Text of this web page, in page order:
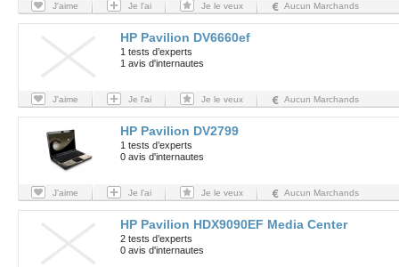
J'aime Je l'ai Je le veux Aucun Marchands
HP Pavilion DV6660ef
1 tests d’experts
1 avis d'internautes
J'aime Je l'ai Je le veux Aucun Marchands
HP Pavilion DV2799
1 tests d’experts
0 avis d'internautes
J'aime Je l'ai Je le veux Aucun Marchands
HP Pavilion HDX9090EF Media Center
2 tests d’experts
0 avis d'internautes